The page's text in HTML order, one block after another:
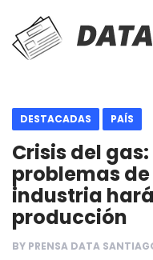
DESTACADAS PAÍS
Crisis del
problemas
industria
producción
BY PRENSA DATA